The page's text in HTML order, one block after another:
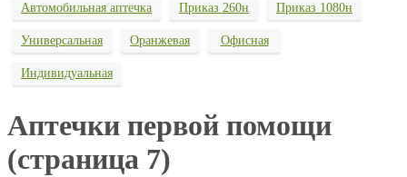
Автомобильная аптечка Приказ 260н Приказ 1080н
Универсальная Оранжевая Офисная
Индивидуальная
Аптечки первой помощи
(страница 7)